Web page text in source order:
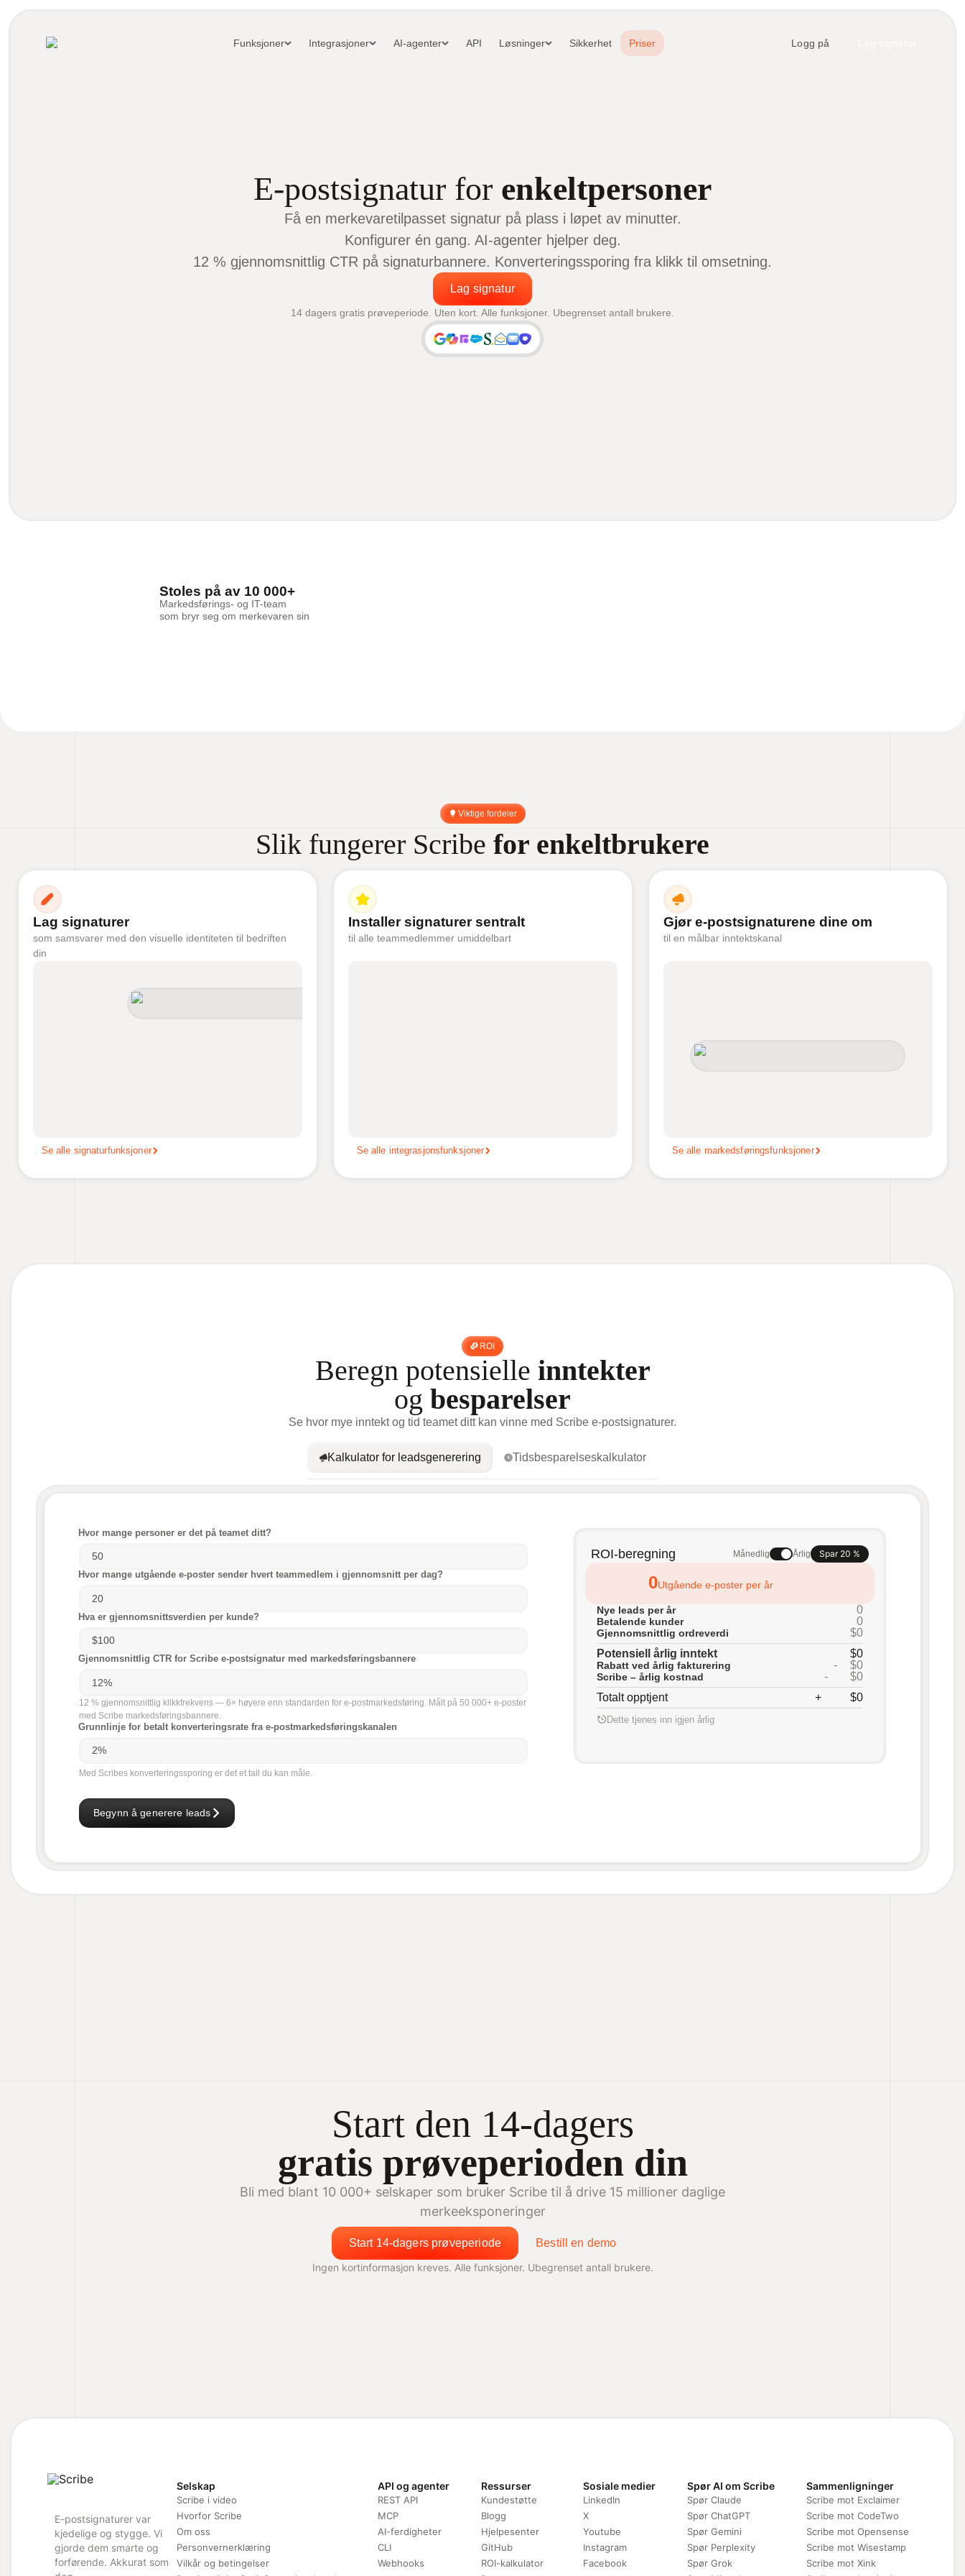
Funksjoner Integrasjoner AI-agenter API Løsninger Sikkerhet Priser Logg på
E-postsignatur for enkeltpersoner
Få en merkevaretilpasset signatur på plass i løpet av minutter.
Konfigurer én gang. AI-agenter hjelper deg.
12 % gjennomsnittlig CTR på signaturbannere. Konverteringssporing fra klikk til omsetning.
Lag signatur
14 dagers gratis prøveperiode. Uten kort. Alle funksjoner. Ubegrenset antall brukere.
Stoles på av 10 000+
Markedsførings- og IT-team
som bryr seg om merkevaren sin
Viktige fordeler
Slik fungerer Scribe for enkeltbrukere
Lag signaturer
som samsvarer med den visuelle identiteten til bedriften
din
Se alle signaturfunksjoner
Installer signaturer sentralt
til alle teammedlemmer umiddelbart
Se alle integrasjonsfunksjoner
Gjør e-postsignaturene dine om
til en målbar inntektskanal
Se alle markedsføringsfunksjoner
ROI
Beregn potensielle inntekter
og besparelser
Se hvor mye inntekt og tid teamet ditt kan vinne med Scribe e-postsignaturer.
Kalkulator for leadsgenerering Tidsbesparelseskalkulator
Hvor mange personer er det på teamet ditt?
Hvor mange utgående e-poster sender hvert teammedlem i gjennomsnitt per dag?
Hva er gjennomsnittsverdien per kunde?
Gjennomsnittlig CTR for Scribe e-postsignatur med markedsføringsbannere
12 % gjennomsnittlig klikkfrekvens — 6× høyere enn standarden for e-postmarkedsføring. Målt på 50 000+ e-poster
med Scribe markedsføringsbannere.
Grunnlinje for betalt konverteringsrate fra e-postmarkedsføringskanalen
Med Scribes konverteringssporing er det et tall du kan måle.
ROI-beregning Månedlig Årlig Spar 20 %
0Utgående e-poster per år
Nye leads per år 0
Betalende kunder 0
Gjennomsnittlig ordreverdi
$0
Potensiell årlig inntekt
$0
Rabatt ved årlig fakturering - $0
Scribe – årlig kostnad -
$0
Totalt opptjent
+ $0
Dette tjenes inn igjen årlig
Begynn å generere leads
Start den 14-dagers
gratis prøveperioden din
Bli med blant 10 000+ selskaper som bruker Scribe til å drive 15 millioner daglige
merkeeksponeringer
Start 14-dagers prøveperiode
Bestill en demo
Ingen kortinformasjon kreves. Alle funksjoner. Ubegrenset antall brukere.
E-postsignaturer var
kjedelige og stygge. Vi
gjorde dem smarte og
forførende. Akkurat som
Selskap
Scribe i video
Hvorfor Scribe
Om oss
Personvernerklæring
Vilkår og betingelser
API og agenter
REST API
MCP
AI-ferdigheter
CLI
Webhooks
Ressurser
Kundestøtte
Blogg
Hjelpesenter
GitHub
ROI-kalkulator
Sosiale medier
LinkedIn
X
Youtube
Instagram
Facebook
Spør AI om Scribe
Spør Claude
Spør ChatGPT
Spør Gemini
Spør Perplexity
Spør Grok
Sammenligninger
Scribe mot Exclaimer
Scribe mot CodeTwo
Scribe mot Opensense
Scribe mot Wisestamp
Scribe mot Xink